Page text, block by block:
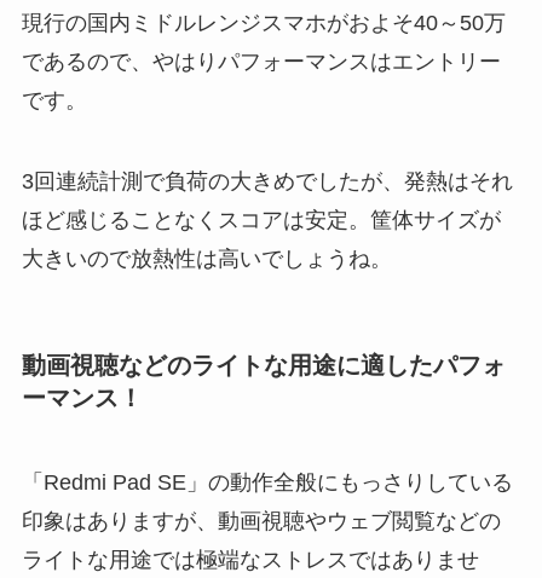
現行の国内ミドルレンジスマホがおよそ40～50万
であるので、やはりパフォーマンスはエントリー
です。
3回連続計測で負荷の大きめでしたが、発熱はそれ
ほど感じることなくスコアは安定。筐体サイズが
大きいので放熱性は高いでしょうね。
動画視聴などのライトな用途に適したパフォ
ーマンス！
「Redmi Pad SE」の動作全般にもっさりしている
印象はありますが、動画視聴やウェブ閲覧などの
ライトな用途では極端なストレスではありませ